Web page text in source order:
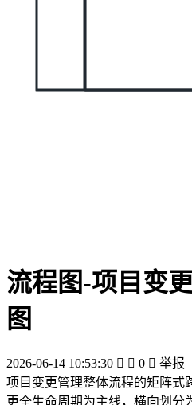
流程图-项目变
图
2026-06-14 10:53:30   0  举报
项目变更管理整体流程的矩阵式
更全生命周期为主线，横向划分